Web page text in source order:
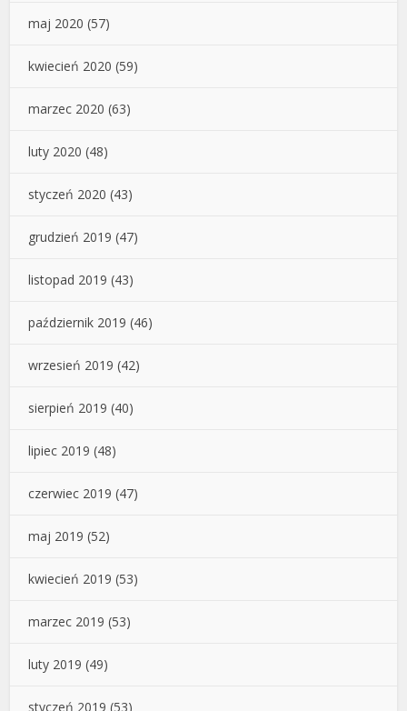
maj 2020 (57)
kwiecień 2020 (59)
marzec 2020 (63)
luty 2020 (48)
styczeń 2020 (43)
grudzień 2019 (47)
listopad 2019 (43)
październik 2019 (46)
wrzesień 2019 (42)
sierpień 2019 (40)
lipiec 2019 (48)
czerwiec 2019 (47)
maj 2019 (52)
kwiecień 2019 (53)
marzec 2019 (53)
luty 2019 (49)
styczeń 2019 (53)